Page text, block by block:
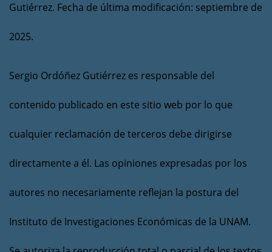
Gutiérrez. Fecha de última modificación: septiembre de
2025.
Sergio Ordóñez Gutiérrez es responsable del
contenido publicado en este sitio web por lo que
cualquier reclamación de terceros debe dirigirse
directamente a él. Las opiniones expresadas por los
autores no necesariamente reflejan la postura del
Instituto de Investigaciones Económicas de la UNAM.